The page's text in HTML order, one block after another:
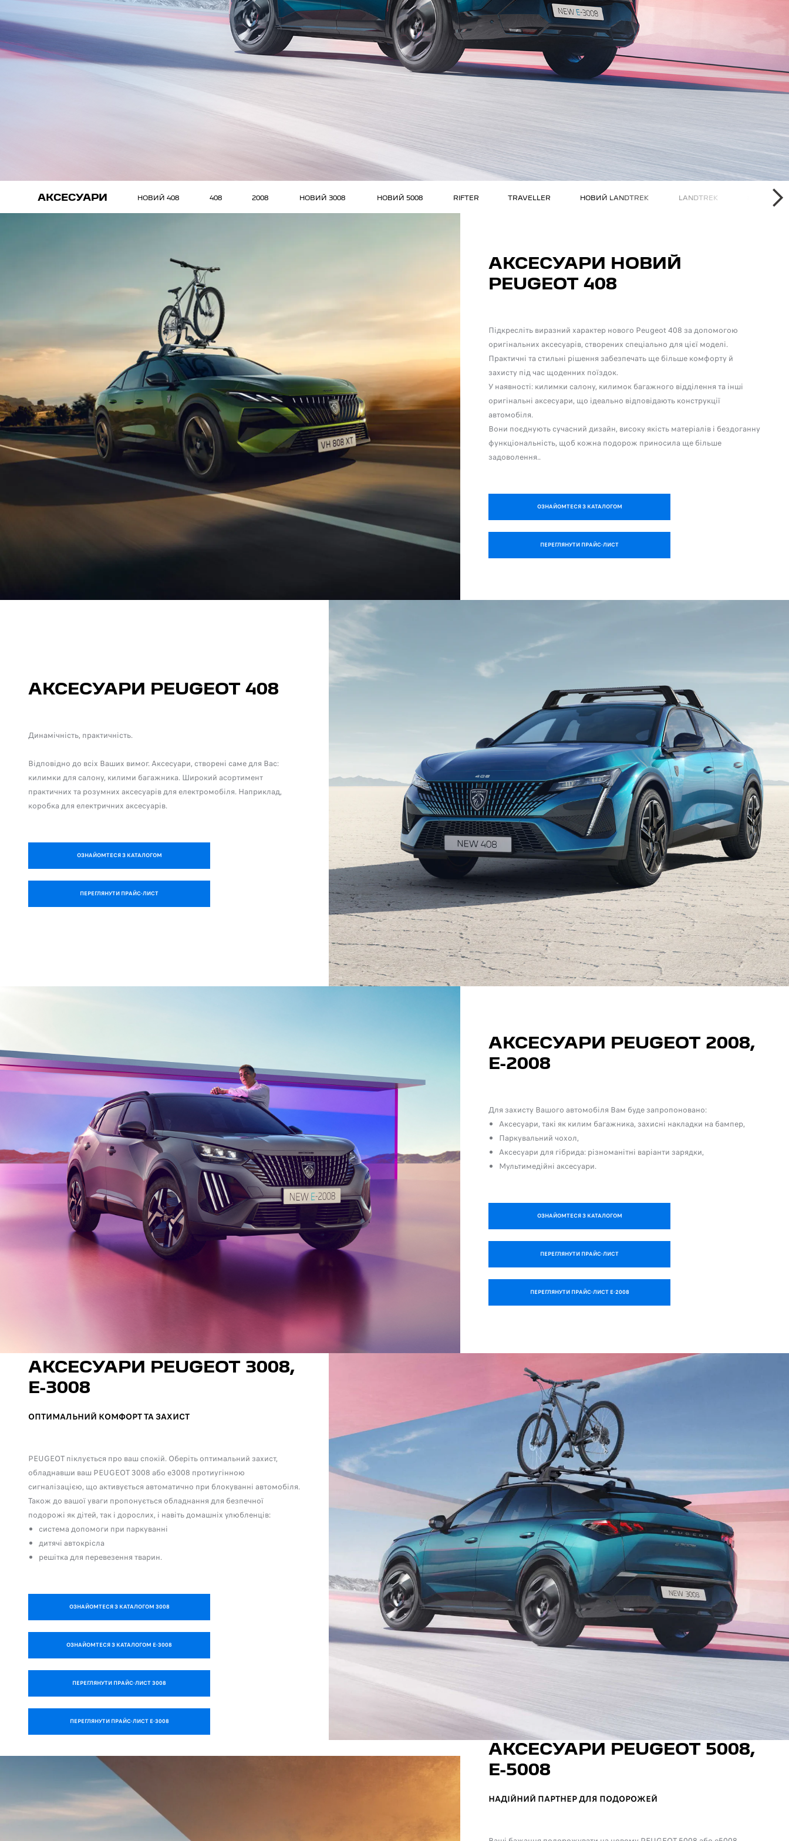
АКСЕСУАРИ НОВИЙ 408 408 2008 НОВИЙ 3008 НОВИЙ 5008 RIFTER TRAVELLER НОВИЙ LANDTREK LANDTREK PARTNER
АКСЕСУАРИ НОВИЙ
PEUGEOT 408
Підкресліть виразний характер нового Peugeot 408 за допомогою
оригінальних аксесуарів, створених спеціально для цієї моделі.
Практичні та стильні рішення забезпечать ще більше комфорту й
захисту під час щоденних поїздок.
У наявності: килимки салону, килимок багажного відділення та інші
оригінальні аксесуари, що ідеально відповідають конструкції
автомобіля.
Вони поєднують сучасний дизайн, високу якість матеріалів і бездоганну
функціональність, щоб кожна подорож приносила ще більше
задоволення..
ОЗНАЙОМТЕСЯ З КАТАЛОГОМ
ПЕРЕГЛЯНУТИ ПРАЙС-ЛИСТ
АКСЕСУАРИ PEUGEOT 408
Динамічність, практичність.
Відповідно до всіх Ваших вимог. Аксесуари, створені саме для Вас:
килимки для салону, килими багажника. Широкий асортимент
практичних та розумних аксесуарів для електромобіля. Наприклад,
коробка для електричних аксесуарів.
ОЗНАЙОМТЕСЯ З КАТАЛОГОМ
ПЕРЕГЛЯНУТИ ПРАЙС-ЛИСТ
АКСЕСУАРИ PEUGEOT 2008,
Е-2008
Для захисту Вашого автомобіля Вам буде запропоновано:
Аксесуари, такі як килим багажника, захисні накладки на бампер,
Паркувальний чохол,
Аксесуари для гібрида: різноманітні варіанти зарядки,
Мультимедійні аксесуари.
ОЗНАЙОМТЕСЯ З КАТАЛОГОМ
ПЕРЕГЛЯНУТИ ПРАЙС-ЛИСТ
ПЕРЕГЛЯНУТИ ПРАЙС-ЛИСТ E-2008
АКСЕСУАРИ PEUGEOT 3008,
Е-3008
ОПТИМАЛЬНИЙ КОМФОРТ ТА ЗАХИСТ
PEUGEOT піклується про ваш спокій. Оберіть оптимальний захист,
обладнавши ваш PEUGEOT 3008 або e3008 протиугінною
сигналізацією, що активується автоматично при блокуванні автомобіля.
Також до вашої уваги пропонується обладнання для безпечної
подорожі як дітей, так і дорослих, і навіть домашніх улюбленців:
система допомоги при паркуванні
дитячі автокрісла
решітка для перевезення тварин.
ОЗНАЙОМТЕСЯ З КАТАЛОГОМ 3008
ОЗНАЙОМТЕСЯ З КАТАЛОГОМ E-3008
ПЕРЕГЛЯНУТИ ПРАЙС-ЛИСТ 3008
ПЕРЕГЛЯНУТИ ПРАЙС-ЛИСТ E-3008
АКСЕСУАРИ PEUGEOT 5008,
Е-5008
НАДІЙНИЙ ПАРТНЕР ДЛЯ ПОДОРОЖЕЙ